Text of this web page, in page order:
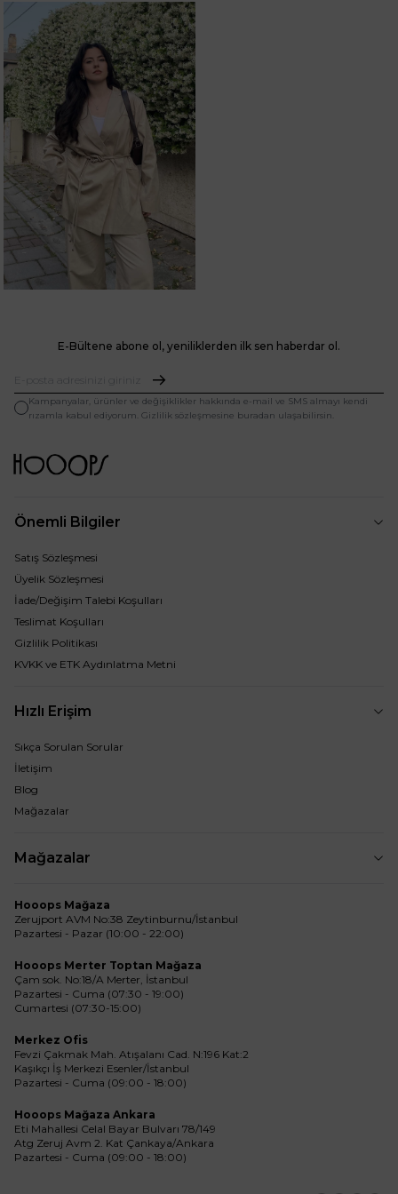
E-Bültene abone ol, yeniliklerden ilk sen haberdar ol.
Kampanyalar, ürünler ve değişiklikler hakkında e-mail ve SMS almayı kendi
rızamla kabul ediyorum. Gizlilik sözleşmesine buradan ulaşabilirsin.
Önemli Bilgiler
Satış Sözleşmesi
Üyelik Sözleşmesi
İade/Değişim Talebi Koşulları
Teslimat Koşulları
Gizlilik Politikası
KVKK ve ETK Aydınlatma Metni
Hızlı Erişim
Sıkça Sorulan Sorular
İletişim
Blog
Mağazalar
Mağazalar
Hooops Mağaza
Zerujport AVM No:38 Zeytinburnu/İstanbul
Pazartesi - Pazar (10:00 - 22:00)
Hooops Merter Toptan Mağaza
Çam sok. No:18/A Merter, İstanbul
Pazartesi - Cuma (07:30 - 19:00)
Cumartesi (07:30-15:00)
Merkez Ofis
Fevzi Çakmak Mah. Atışalanı Cad. N:196 Kat:2
Kaşıkçı İş Merkezi Esenler/İstanbul
Pazartesi - Cuma (09:00 - 18:00)
Hooops Mağaza Ankara
Eti Mahallesi Celal Bayar Bulvarı 78/149
Atg Zeruj Avm 2. Kat Çankaya/Ankara
Pazartesi - Cuma (09:00 - 18:00)